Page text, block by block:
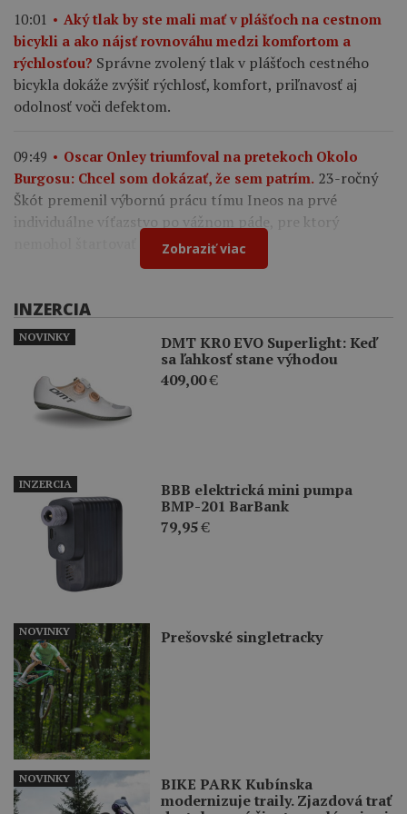
10:01
Aký tlak by ste mali mať v plášťoch na cestnom
bicykli a ako nájsť rovnováhu medzi komfortom a
rýchlosťou? Správne zvolený tlak v plášťoch cestného
bicykla dokáže zvýšiť rýchlosť, komfort, priľnavosť aj
odolnosť voči defektom.
09:49
Oscar Onley triumfoval na pretekoch Okolo
Burgosu: Chcel som dokázať, že sem patrím. 23-ročný
Škót premenil výbornú prácu tímu Ineos na prvé
individuálne víťazstvo po vážnom páde, pre ktorý
nemohol štartovať na Tour de France.
Zobraziť viac
INZERCIA
DMT KR0 EVO Superlight: Keď
sa ľahkosť stane výhodou
409,00€
NOVINKY
BBB elektrická mini pumpa
BMP-201 BarBank
79,95€
INZERCIA
Prešovské singletracky
NOVINKY
BIKE PARK Kubínska
modernizuje traily. Zjazdová trať
NOVINKY